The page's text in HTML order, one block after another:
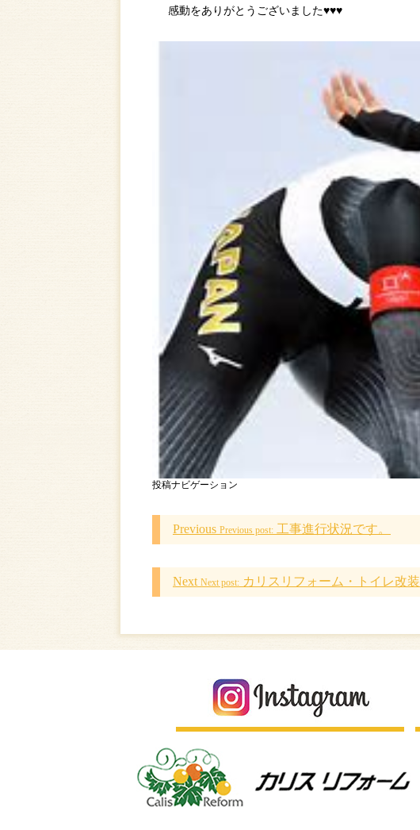
感動をありがとうございました♥♥♥
投稿ナビゲーション
Previous Previous post: 工事進行状況です。
Next Next post: カリスリフォーム・トイレ改装